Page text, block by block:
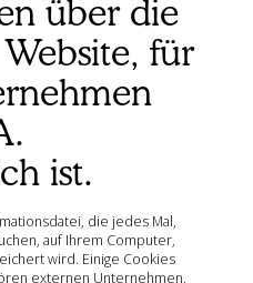
über die
für
ist.
die jedes Mal,
auf Ihrem Computer,
wird. Einige Cookies
externen Unternehmen,